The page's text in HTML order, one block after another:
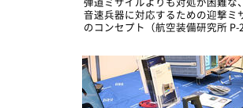
音速兵器に対応するための迎撃ミ
のコンセプト（航空装備研究所 P-